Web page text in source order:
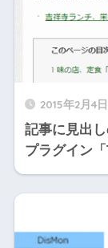
2015年2月4日
記事に見出
プラグイン